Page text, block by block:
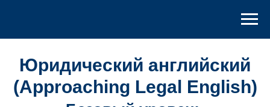
Юридический английский
(Approaching Legal English)